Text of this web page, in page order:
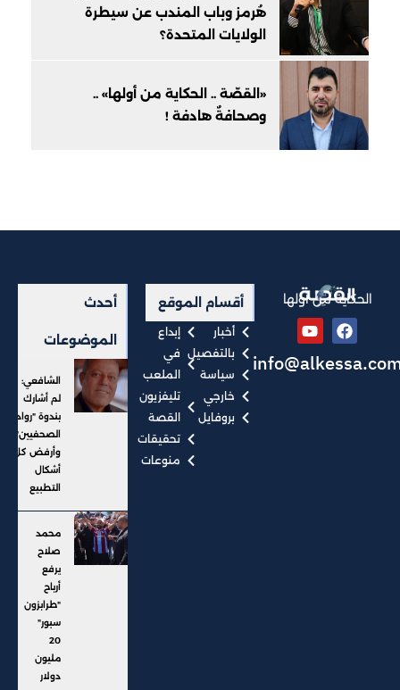
هُرمز وباب المندب عن سيطرة
الولايات المتحدة؟
«القصّة .. الحكاية من أولها» ..
وصحافةٌ هادفة !
الحكاية من أولها أقسام الموقع
أخبار
بالتفصيل
سياسة
خارجي
بروفايل
إبداع
في
الملعب
تليفزيون
القصة
تحقيقات
منوعات
أحدث
الموضوعات
الشافعي:
لم أشارك
بندوة "رواد
الصحفيين"..
وأرفض كل
أشكال
التطبيع
محمد
صلاح
يرفع
أرباح
"طرابزون
سبور"
20
مليون
دولار